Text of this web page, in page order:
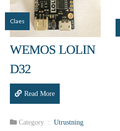
Claes
WEMOS LOLIN
D32
Read More
Category : Utrustning